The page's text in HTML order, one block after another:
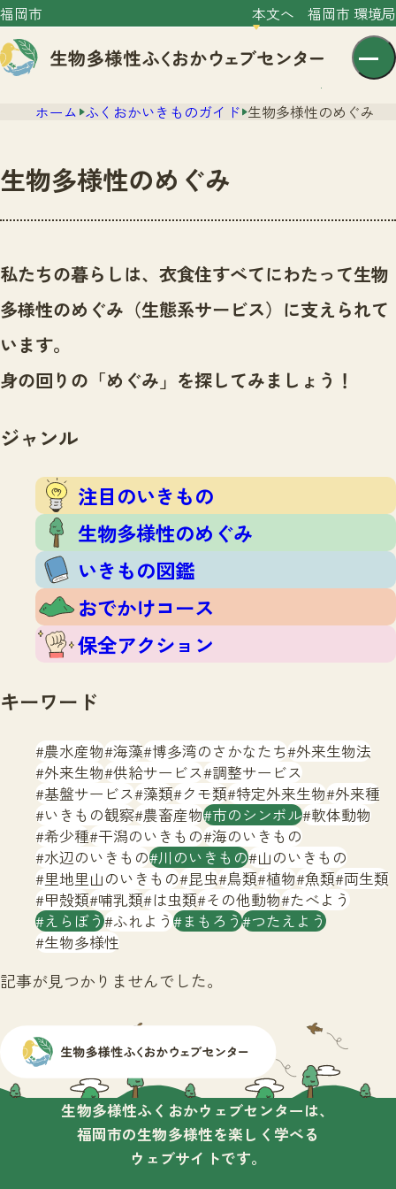
福岡市 本文へ 福岡市 環境局
センター紹介
センター紹介TOP
サイトポリシー
ニュース
いきものガイド
いきものガイドTOP
生物多様性のめぐみ
おでかけコース
保全アクション
イベント
調査レポート
調査レポートTOP
調査結果
ふくおかいきものマップ
マッチング
マッチングTOP
掲載申し込みフォーム
お問合せ
生物多様性ふくおかウェブセンターとは
サイトマップ
ホーム ふくおかいきものガイド 生物多様性のめぐみ
生物多様性のめぐみ
私たちの暮らしは、衣食住すべてにわたって生物
多様性のめぐみ（生態系サービス）に支えられて
います。
身の回りの「めぐみ」を探してみましょう！
ジャンル
注目のいきもの
生物多様性のめぐみ
いきもの図鑑
おでかけコース
保全アクション
キーワード
農水産物 海藻 博多湾のさかなたち 外来生物法
外来生物 供給サービス 調整サービス
基盤サービス 藻類 クモ類 特定外来生物 外来種
いきもの観察 農畜産物 市のシンボル 軟体動物
希少種 干潟のいきもの 海のいきもの
水辺のいきもの 川のいきもの 山のいきもの
里地里山のいきもの 昆虫 鳥類 植物 魚類 両生類
甲殻類 哺乳類 は虫類 その他動物 たべよう
えらぼう ふれよう まもろう つたえよう
生物多様性
記事が見つかりませんでした。
生物多様性ふくおかウェブセンターは、
福岡市の生物多様性を楽しく学べる
ウェブサイトです。